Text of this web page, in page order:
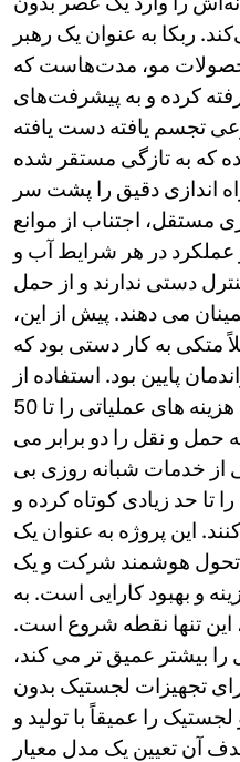
Serbian
Sesotho
Sinhala
Slovak
Slovenian
Somali
Samoan
Scots Gaelic
Shona
Sindhi
Sundanese
Swahili
Tajik
Tamil
Telugu
Thai
Ukrainian
Urdu
Uzbek
Vietnamese
Welsh
Xhosa
Yiddish
Yoruba
Zulu
Kinyarwanda
Tatar
Oriya
Turkmen
Uyghur
ربکا به عنوان یک رهبر
مو، مدت‌هاست که
کرده و به پیشرفت‌های
تجسم یافته دست یافته
که به تازگی مستقر شده
اندازی دقیق را پشت سر
مستقل، اجتناب از موانع
عملکرد در هر شرایط آب و
دستی ندارند و از حمل
می دهند. پیش از این،
متکی به کار دستی بود که
پایین بود. استفاده از
وسایل نقلیه بدون راننده هزینه های عملیاتی را تا 50
و نقل را دو برابر می
از خدمات شبانه روزی بی
تا حد زیادی کوتاه کرده و
این پروژه به عنوان یک
تحول هوشمند شرکت و یک
و بهبود کارایی است. به
تنها نقطه شروع است.
را بیشتر عمیق تر می کند،
تجهیزات لجستیک بدون
را عمیقاً با تولید و
آن تعیین یک مدل معیار